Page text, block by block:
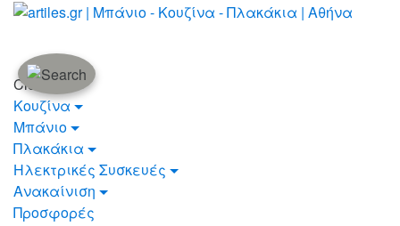
Skip
navigation
Skip
content
Close
Κουζίνα
Μπάνιο
Πλακάκια
Ηλεκτρικές Συσκευές
Ανακαίνιση
Προσφορές